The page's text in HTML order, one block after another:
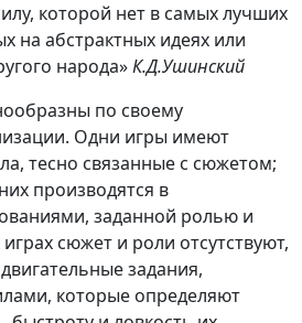
которой нет в самых лучших
на абстрактных идеях или
народа»К.Д.Ушинский
по своему
Одни игры имеют
тесно связанные с сюжетом;
производятся в
заданной ролью и
сюжет и роли отсутствуют,
задания,
которые определяют